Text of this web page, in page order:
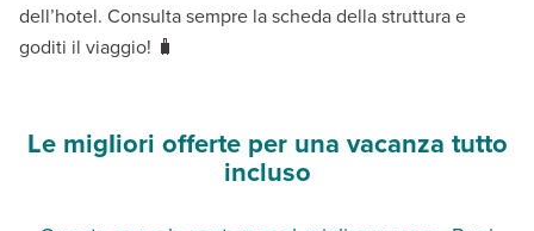
dell’hotel. Consulta sempre la scheda della struttura e
goditi il viaggio! 🧳
Le migIiori offerte per una vacanza tutto
incluso